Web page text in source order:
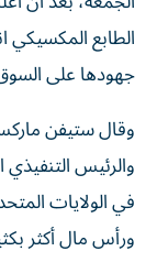
الطابع المكسيكي
جهودها على السوق
وقال ستيفن
والرئيس
في الولايات
ورأس مال أكثر